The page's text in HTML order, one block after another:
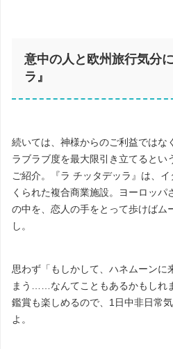
意中の人と欧州旅行気分
ラ』
続いては、神様からのご利益ではな
ラブラブ度を最大限引き立てるとい
ご紹介。『ラ チッタデッラ』は、
くられた複合商業施設。ヨーロッパ
の中を、恋人の手をとって歩けばム
し。
思わず「もしかして、ハネムーンに
まう……なんてこともあるかもしれ
鑑賞も楽しめるので、1日中非日常
よ。